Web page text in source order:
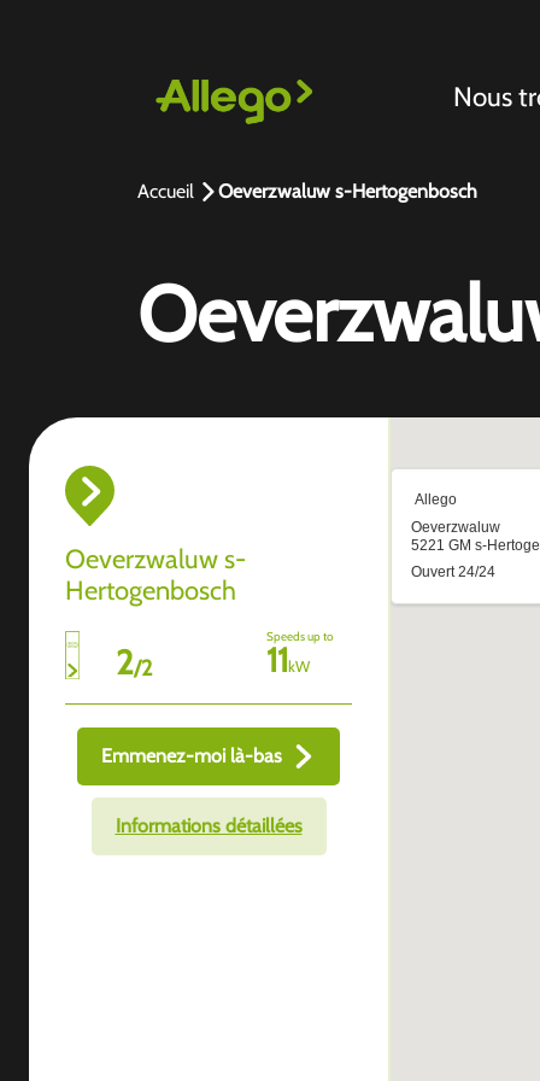
Nous
Accueil Oeverzwaluw s-Hertogenbosch
Oeverzwaluw s-
Hertogenbosch
2/2
Speeds up to
11kW
Emmenez-moi là-bas
Informations détaillées